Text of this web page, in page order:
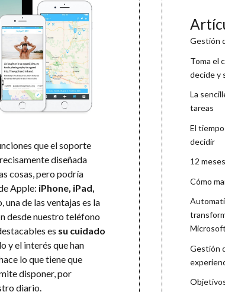
que el soporte
diseñada
cosas, pero podría
Apple: iPhone, iPad,
de las ventajas es la
desde nuestro teléfono
es su cuidado
y el interés que han
lo que tiene que
disponer, por
diario.
Gestión
Toma el
decide y
La
tareas
El
decidir
12
Cómo
Gestión